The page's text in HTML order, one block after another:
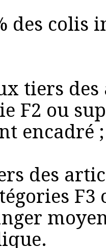
des
tiers
F2 ou
encadré ;
des